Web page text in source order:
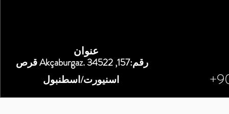
عنوان
اسنيورت/اسطنبول